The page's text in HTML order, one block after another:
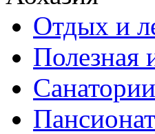
Отдых и
Полезная
Санатории